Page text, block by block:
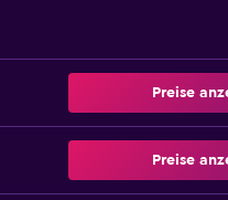
Preise
Preise